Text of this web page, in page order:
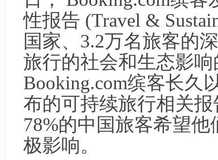
性报告 (Travel &
国家、3.2万名旅客的
旅行的社会和生态影
Booking.com缤客长久
布的可持续旅行相关
78%的中国旅客希望
极影响。